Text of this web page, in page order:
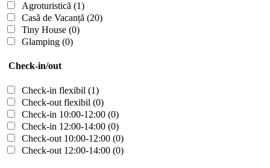
Agroturisticã (1)
Casã de Vacanță (20)
Tiny House (0)
Glamping (0)
Check-in/out
Check-in flexibil (1)
Check-out flexibil (0)
Check-in 10:00-12:00 (0)
Check-in 12:00-14:00 (0)
Check-out 10:00-12:00 (0)
Check-out 12:00-14:00 (0)